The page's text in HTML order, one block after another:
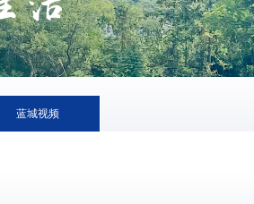
蓝城视频